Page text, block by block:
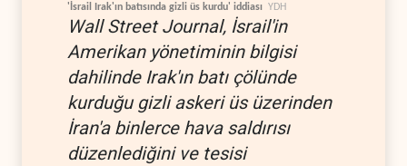
'İsrail Irak'ın batısında gizli üs kurdu' iddiası YDH
Wall Street Journal, İsrail'in
Amerikan yönetiminin bilgisi
dahilinde Irak'ın batı çölünde
kurduğu gizli askeri üs üzerinden
İran'a binlerce hava saldırısı
düzenlediğini ve tesisi